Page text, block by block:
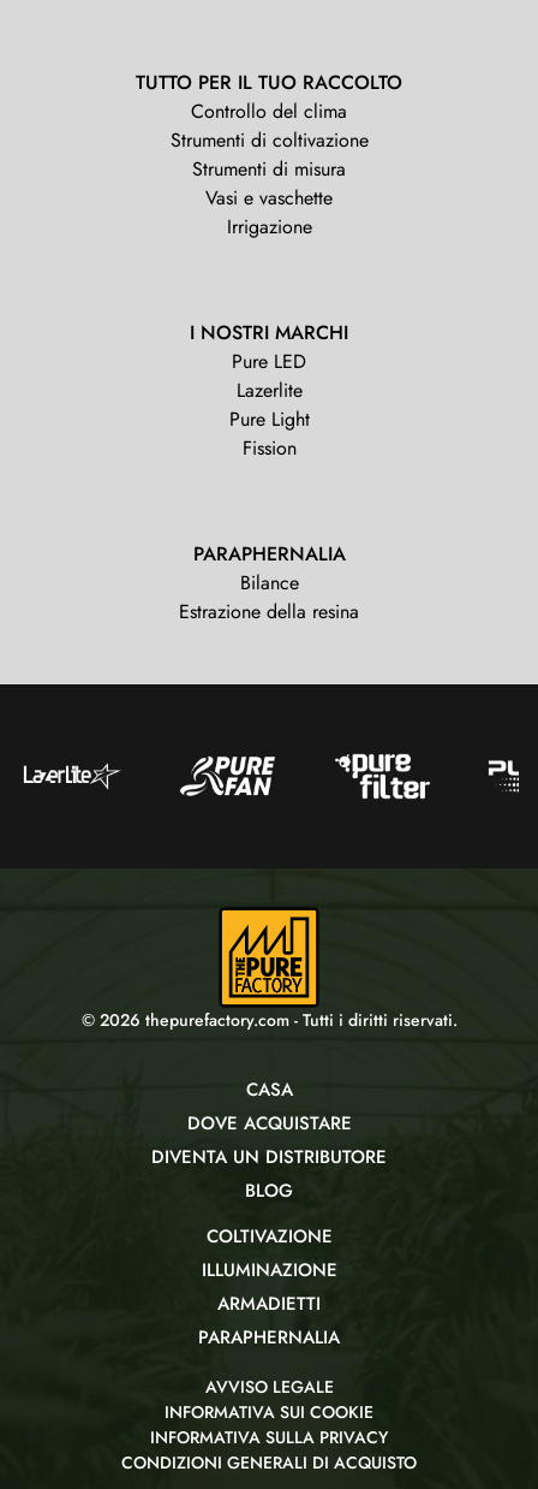
TUTTO PER IL TUO RACCOLTO
Controllo del clima
Strumenti di coltivazione
Strumenti di misura
Vasi e vaschette
Irrigazione
I NOSTRI MARCHI
Pure LED
Lazerlite
Pure Light
Fission
PARAPHERNALIA
Bilance
Estrazione della resina
© 2026 thepurefactory.com - Tutti i diritti riservati.
CASA
DOVE ACQUISTARE
DIVENTA UN DISTRIBUTORE
BLOG
COLTIVAZIONE
ILLUMINAZIONE
ARMADIETTI
PARAPHERNALIA
AVVISO LEGALE
INFORMATIVA SUI COOKIE
INFORMATIVA SULLA PRIVACY
CONDIZIONI GENERALI DI ACQUISTO